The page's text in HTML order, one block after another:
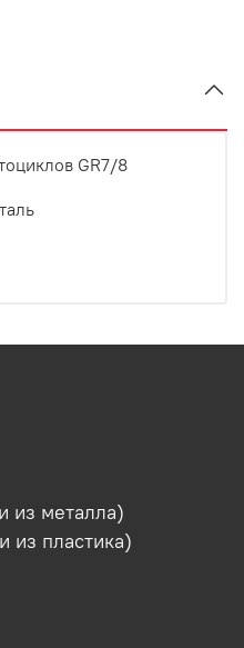
GR7/8
из металла)
из пластика)